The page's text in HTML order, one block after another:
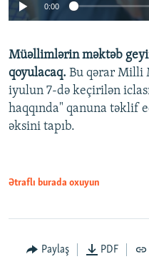
Auto 240p
0:00
Müəllimlərin məktəb
qoyulacaq. Bu qərar Milli
iyulun 7-də keçirilən
haqqında" qanuna təklif
əksini tapıb.
Ətraflı burada oxuyun
Paylaş PDF